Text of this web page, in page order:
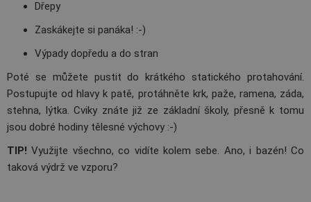
Dřepy
Zaskákejte si panáka! :-)
Výpady dopředu a do stran
Poté se můžete pustit do krátkého statického protahování.
Postupujte od hlavy k patě, protáhněte krk, paže, ramena, záda,
stehna, lýtka. Cviky znáte již ze základní školy, přesně k tomu
jsou dobré hodiny tělesné výchovy :-)
TIP!Využijte všechno, co vidíte kolem sebe. Ano, i bazén! Co
taková výdrž ve vzporu?